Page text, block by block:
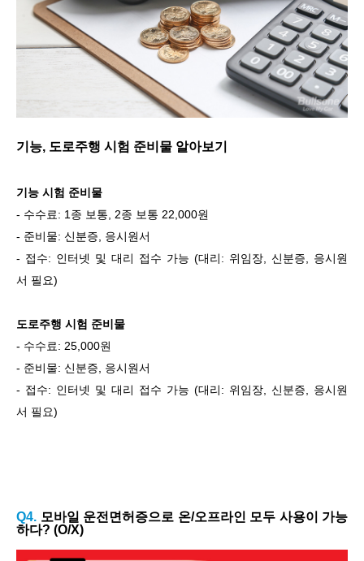
기능, 도로주행 시험 준비물 알아보기
기능 시험 준비물
- 수수료: 1종 보통, 2종 보통 22,000원
- 준비물: 신분증, 응시원서
- 접수: 인터넷 및 대리 접수 가능 (대리: 위임장, 신분증, 응시원
서 필요)
도로주행 시험 준비물
- 수수료: 25,000원
- 준비물: 신분증, 응시원서
- 접수: 인터넷 및 대리 접수 가능 (대리: 위임장, 신분증, 응시원
서 필요)
Q4. 모바일 운전면허증으로 온/오프라인 모두 사용이 가능
하다? (O/X)